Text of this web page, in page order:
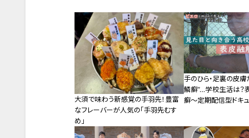
大須で味わう新感覚の手羽先！豊富
なフレーバーが人気の「手羽先むす
め」
手のひら・足裏の皮
鱗癬”…学校生活は？
癬～定期配信型ドキュ